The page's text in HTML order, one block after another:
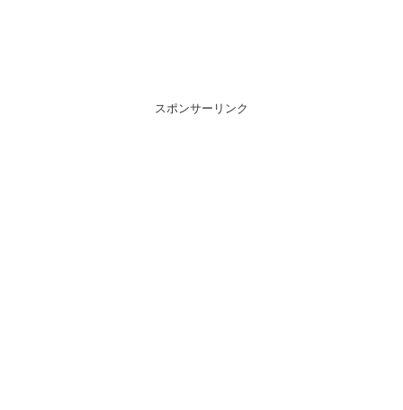
スポンサーリンク